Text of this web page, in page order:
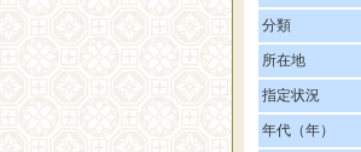
分類
所在地
指定状況
年代（年）